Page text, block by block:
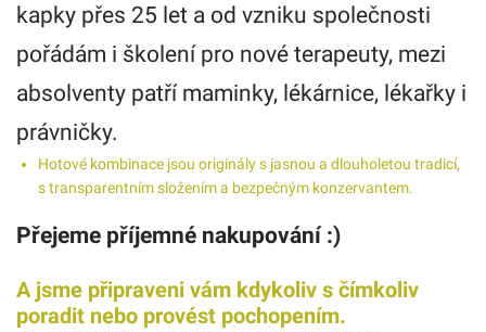
kapky přes 25 let a od vzniku společnosti
pořádám i školení pro nové terapeuty, mezi
absolventy patří maminky, lékárnice, lékařky i
právničky.
Hotové kombinace jsou originály s jasnou a dlouholetou tradicí,
s transparentním složením a bezpečným konzervantem.
Přejeme příjemné nakupování :)
A jsme připraveni vám kdykoliv s čímkoliv
poradit nebo provést pochopením.